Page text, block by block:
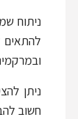
ניתוח
להתאים
חשוב